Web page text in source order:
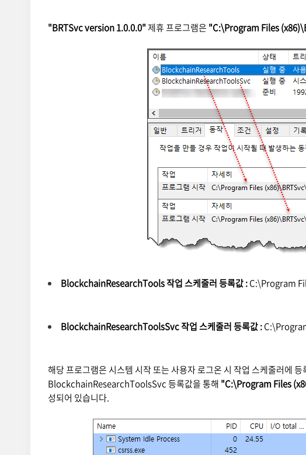
"BRTSvc version 1.0.0.0" 제휴 프로그램은 "C:\Program Files
BlockchainResearchTools 작업 스케줄러 등록값 :C:\Program
BlockchainResearchToolsSvc 작업 스케줄러 등록값 :
해당 프로그램은 시스템 시작 또는 사용자 로그온 시 작업 스케줄러에
BlockchainResearchToolsSvc 등록값을 통해 "C:\Program Files
성되어 있습니다.